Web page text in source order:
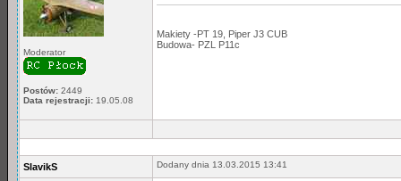
Moderator
Postów: 2449
Data rejestracji: 19.05.08
Makiety -PT 19, Piper J3 CUB
Budowa- PZL P11c
SlavikS Dodany dnia 13.03.2015 13:41